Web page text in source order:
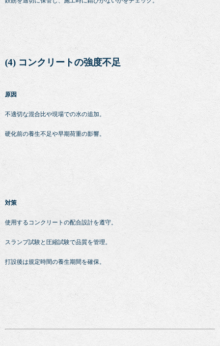
(4) コンクリートの強度不足
原因
不適切な混合比や現場での水の追加。
硬化前の養生不足や早期荷重の影響。
対策
使用するコンクリートの配合設計を遵守。
スランプ試験と圧縮試験で品質を管理。
打設後は規定時間の養生期間を確保。